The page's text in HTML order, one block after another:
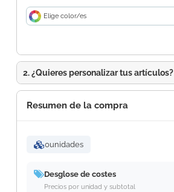
Elige color/es
2. ¿Quieres personalizar tus artículos?
Resumen de la compra
0unidades
Desglose de costes
Precios por unidad y subtotal